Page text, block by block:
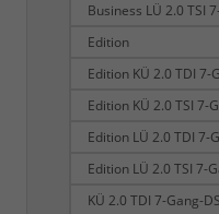
Business LÜ 2.0 TSI
Edition
Edition KÜ 2.0 TDI 7-
Edition KÜ 2.0 TSI 7-
Edition LÜ 2.0 TDI 7-
Edition LÜ 2.0 TSI 7-
KÜ 2.0 TDI 7-Gang-